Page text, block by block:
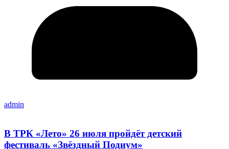
admin
В ТРК «Лето» 26 июля пройдёт детский
фестиваль «Звёздный Подиум»